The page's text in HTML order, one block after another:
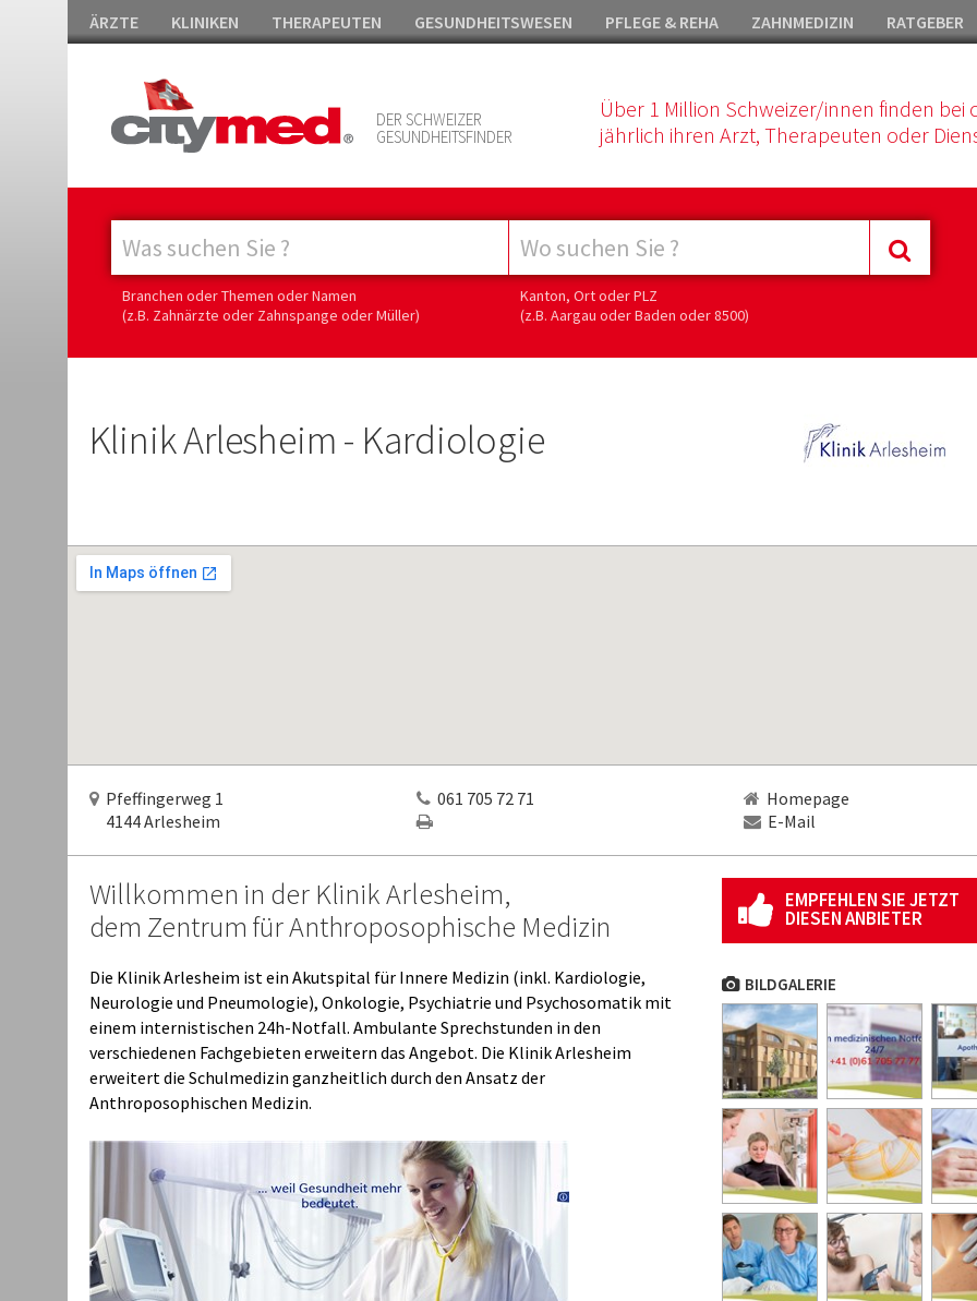
ÄRZTE KLINIKEN THERAPEUTEN GESUNDHEITSWESEN PFLEGE & REHA ZAHNMEDIZIN RATGEBER
DER SCHWEIZER
GESUNDHEITSFINDER
Über 1 Million Schweizer/innen finden bei
jährlich ihren Arzt, Therapeuten oder
Branchen oder Themen oder Namen
(z.B. Zahnärzte oder Zahnspange oder Müller)
Kanton, Ort oder PLZ
(z.B. Aargau oder Baden oder 8500)
Klinik Arlesheim - Kardiologie
Pfeffingerweg 1
4144 Arlesheim
061 705 72 71
Homepage
E-Mail
Willkommen in der Klinik Arlesheim,
dem Zentrum für Anthroposophische Medizin
Die Klinik Arlesheim ist ein Akutspital für Innere Medizin (inkl. Kardiologie,
Neurologie und Pneumologie), Onkologie, Psychiatrie und Psychosomatik mit
einem internistischen 24h-Notfall. Ambulante Sprechstunden in den
verschiedenen Fachgebieten erweitern das Angebot. Die Klinik Arlesheim
erweitert die Schulmedizin ganzheitlich durch den Ansatz der
Anthroposophischen Medizin.
EMPFEHLEN SIE JETZT
DIESEN ANBIETER
BILDGALERIE